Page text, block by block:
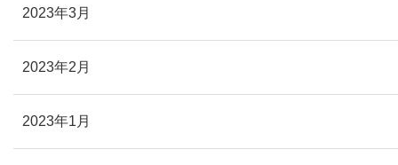
2023年3月
2023年2月
2023年1月